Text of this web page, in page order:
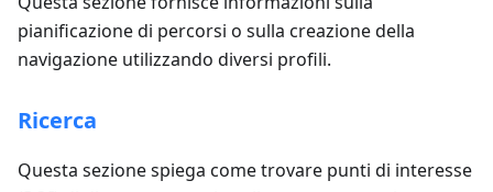
pianificazione di percorsi o sulla creazione della
navigazione utilizzando diversi profili.
Ricerca
Questa sezione spiega come trovare punti di interesse